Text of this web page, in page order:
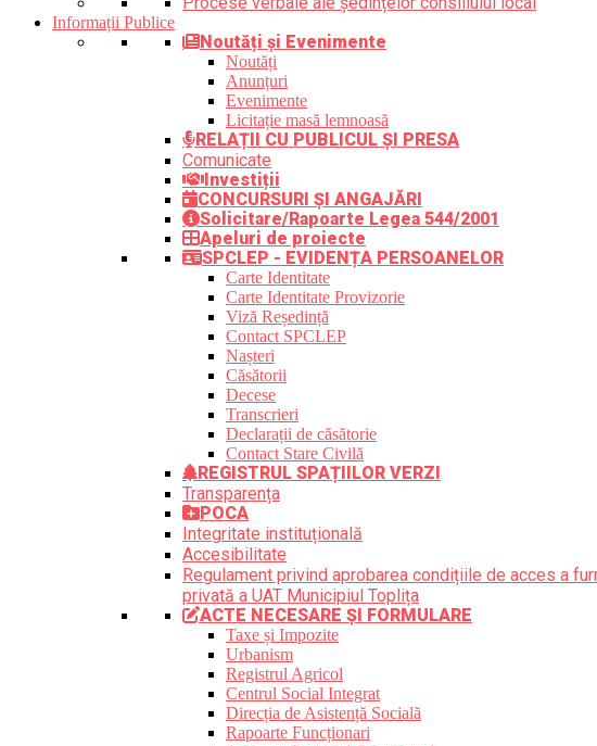
Informații Publice
Noutăți și Evenimente
Noutăți
Anunțuri
Evenimente
Licitație masă lemnoasă
RELAȚII CU PUBLICUL ȘI PRESA
Comunicate
Investiții
CONCURSURI ȘI ANGAJĂRI
Solicitare/Rapoarte Legea 544/2001
Apeluri de proiecte
SPCLEP - EVIDENȚA PERSOANELOR
Carte Identitate
Carte Identitate Provizorie
Viză Reședință
Contact SPCLEP
Nașteri
Căsătorii
Decese
Transcrieri
Declarații de căsătorie
Contact Stare Civilă
REGISTRUL SPAȚIILOR VERZI
Transparența
POCA
Integritate instituțională
Accesibilitate
Regulament privind aprobarea condițiile de acces a
privată a UAT Municipiul Toplița
ACTE NECESARE ȘI FORMULARE
Taxe și Impozite
Urbanism
Registrul Agricol
Centrul Social Integrat
Direcția de Asistență Socială
Rapoarte Funcționari